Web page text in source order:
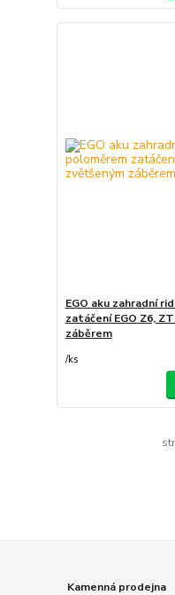
EGO aku zahradní
zatáčení EGO Z6,
záběrem
/ks
Kamenná prodejna